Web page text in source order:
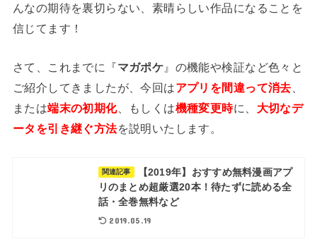
んなの期待を裏切らない、素晴らしい作品になることを
信じてます！
さて、これまでに『マガポケ 』の機能や検証など色々と
ご紹介してきましたが、今回はアプリを間違って消去
または端末の初期化、もしくは機種変更時に、 大切なデ
ータを引き継ぐ方法を説明いたします。
関連記事
【2019年】おすすめ無料漫画アプ
リのまとめ超厳選20本！待たずに読める全
話・全巻無料など
2019.05.19